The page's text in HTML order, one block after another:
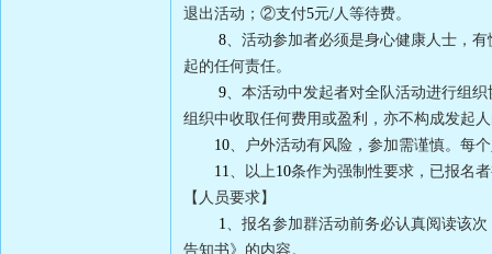
退出活动；②支付5元/人等待费。
8、活动参加者必须是身心健康人士，
起的任何责任。
9、本活动中发起者对全队活动进行组
组织中收取任何费用或盈利，亦不构成发起
10、户外活动有风险，参加需谨慎。每
11、以上10条作为强制性要求，已报名
【人员要求】
1、报名参加群活动前务必认真阅读该
告知书》的内容。